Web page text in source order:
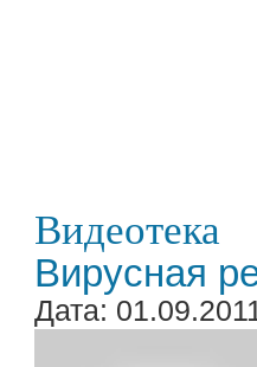
Видеотека
Вирусная
Дата: